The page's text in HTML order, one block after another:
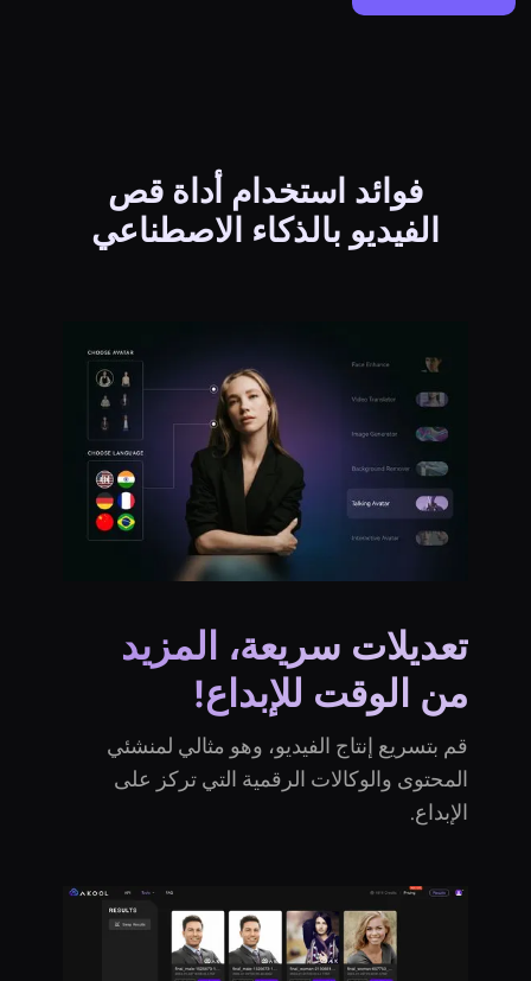
فوائد استخدام أداة قص
الفيديو بالذكاء الاصطناعي
تعديلات سريعة، المزيد
من الوقت للإبداع!
قم بتسريع إنتاج الفيديو، وهو مثالي لمنشئي
المحتوى والوكالات الرقمية التي تركز على
الإبداع.